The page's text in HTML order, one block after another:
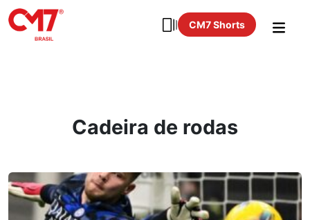
CM7 Shorts
Cadeira de rodas